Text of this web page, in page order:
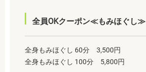
全員OKクーポン≪もみほぐし≫
全身もみほぐし 60分 3,500円
全身もみほぐし 100分 5,800円